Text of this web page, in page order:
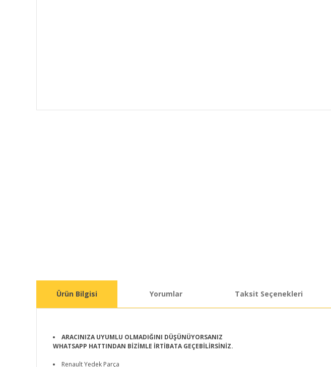
Ürün Bilgisi Yorumlar Taksit Seçenekleri
ARACINIZA UYUMLU OLMADIĞINI DÜŞÜNÜYORSANIZ
WHATSAPP HATTINDAN BİZİMLE İRTİBATA GEÇEBİLİRSİNİZ.
Renault Yedek Parça